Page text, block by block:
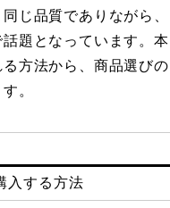
じ品質でありながら、
題となっています。本
方法から、商品選びの
。
入する方法